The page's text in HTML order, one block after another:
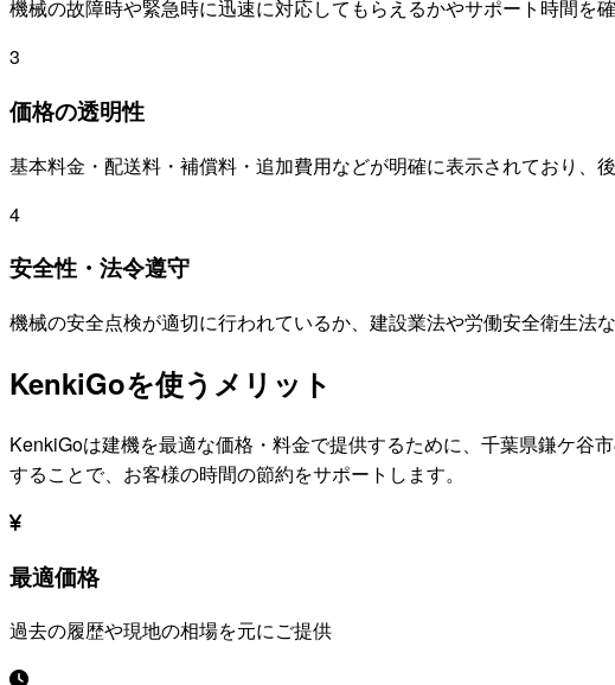
機械の故障時や緊急時に迅速に対応してもらえるかやサポート時間を
3
価格の透明性
基本料金・配送料・補償料・追加費用などが明確に表示されており、
4
安全性・法令遵守
機械の安全点検が適切に行われているか、建設業法や労働安全衛生法
KenkiGoを使うメリット
KenkiGoは建機を最適な価格・料金で提供するために、 千葉県鎌ケ谷市
することで、お客様の時間の節約をサポートします。
最適価格
過去の履歴や現地の相場を元にご提供